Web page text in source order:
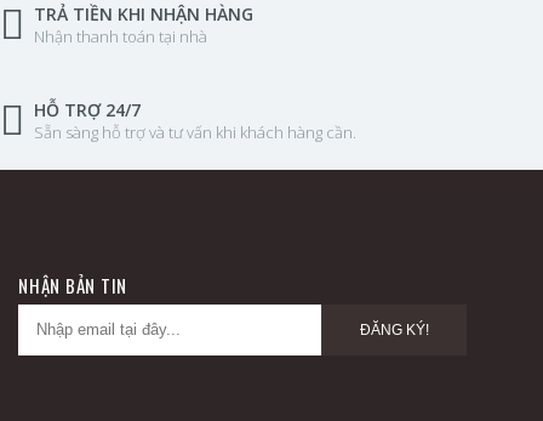
TRẢ TIỀN KHI NHẬN HÀNG
Nhận thanh toán tại nhà
HỖ TRỢ 24/7
Sẵn sàng hỗ trợ và tư vấn khi khách hàng cần.
NHẬN BẢN TIN
ĐĂNG KÝ!